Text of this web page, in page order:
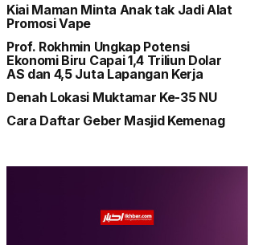
Kiai Maman Minta Anak tak Jadi Alat
Promosi Vape
Prof. Rokhmin Ungkap Potensi
Ekonomi Biru Capai 1,4 Triliun Dolar
AS dan 4,5 Juta Lapangan Kerja
Denah Lokasi Muktamar Ke-35 NU
Cara Daftar Geber Masjid Kemenag